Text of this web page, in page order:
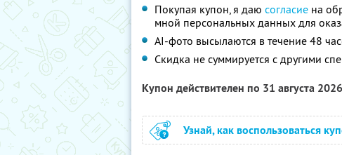
Покупая купон, я даю согласие на
мной персональных данных для
AI-фото высылаются в течение 48
Скидка не суммируется с другими
Купон действителен по 31 августа
Узнай, как воспользоваться